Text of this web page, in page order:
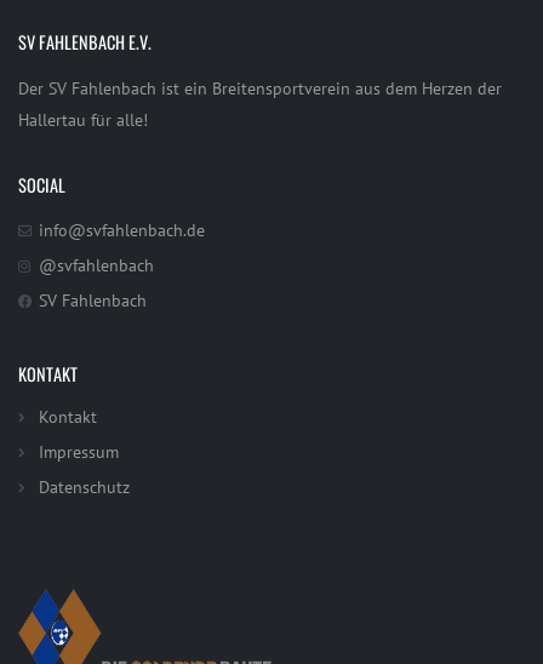
SV FAHLENBACH E.V.
Der SV Fahlenbach ist ein Breitensportverein aus dem Herzen der
Hallertau für alle!
SOCIAL
info@svfahlenbach.de
@svfahlenbach
SV Fahlenbach
KONTAKT
Kontakt
Impressum
Datenschutz